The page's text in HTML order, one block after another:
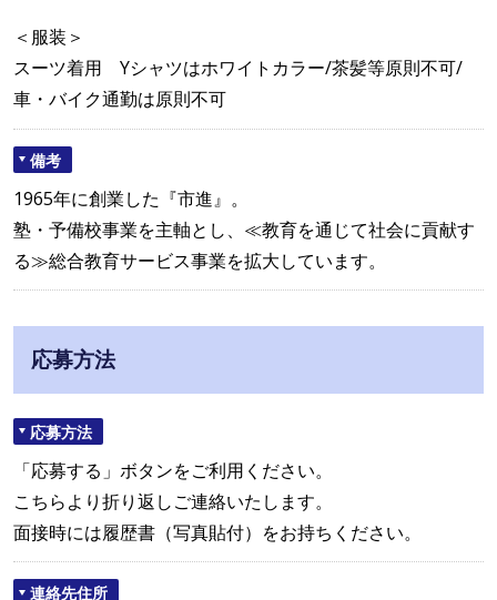
＜服装＞
スーツ着用 Yシャツはホワイトカラー/茶髪等原則不可/
車・バイク通勤は原則不可
備考
1965年に創業した『市進』。
塾・予備校事業を主軸とし、≪教育を通じて社会に貢献す
る≫総合教育サービス事業を拡大しています。
応募方法
応募方法
「応募する」ボタンをご利用ください。
こちらより折り返しご連絡いたします。
面接時には履歴書（写真貼付）をお持ちください。
連絡先住所